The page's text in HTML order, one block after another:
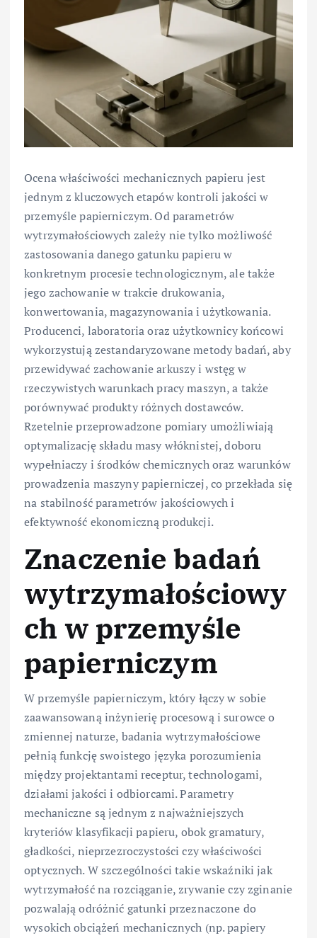
Ocena właściwości mechanicznych papieru jest
jednym z kluczowych etapów kontroli jakości w
przemyśle papierniczym. Od parametrów
wytrzymałościowych zależy nie tylko możliwość
zastosowania danego gatunku papieru w
konkretnym procesie technologicznym, ale także
jego zachowanie w trakcie drukowania,
konwertowania, magazynowania i użytkowania.
Producenci, laboratoria oraz użytkownicy końcowi
wykorzystują zestandaryzowane metody badań, aby
przewidywać zachowanie arkuszy i wstęg w
rzeczywistych warunkach pracy maszyn, a także
porównywać produkty różnych dostawców.
Rzetelnie przeprowadzone pomiary umożliwiają
optymalizację składu masy włóknistej, doboru
wypełniaczy i środków chemicznych oraz warunków
prowadzenia maszyny papierniczej, co przekłada się
na stabilność parametrów jakościowych i
efektywność ekonomiczną produkcji.
Znaczenie badań
wytrzymałościowy
ch w przemyśle
papierniczym
W przemyśle papierniczym, który łączy w sobie
zaawansowaną inżynierię procesową i surowce o
zmiennej naturze, badania wytrzymałościowe
pełnią funkcję swoistego języka porozumienia
między projektantami receptur, technologami,
działami jakości i odbiorcami. Parametry
mechaniczne są jednym z najważniejszych
kryteriów klasyfikacji papieru, obok gramatury,
gładkości, nieprzezroczystości czy właściwości
optycznych. W szczególności takie wskaźniki jak
wytrzymałość na rozciąganie, zrywanie czy zginanie
pozwalają odróżnić gatunki przeznaczone do
wysokich obciążeń mechanicznych (np. papiery